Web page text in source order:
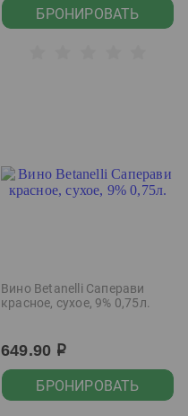
БРОНИРОВАТЬ
Вино Betanelli Саперави
красное, сухое, 9% 0,75л.
649.90 р
БРОНИРОВАТЬ